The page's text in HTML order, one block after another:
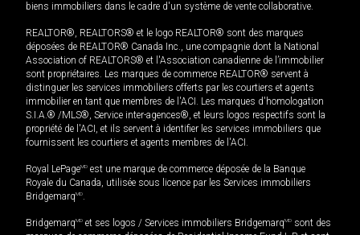
biens immobiliers dans le cadre d'un système de vente collaborative.
REALTOR®, REALTORS® et le logo REALTOR® sont des marques
déposées de REALTOR® Canada Inc., une compagnie dont la National
Association of REALTORS® et l'Association canadienne de l’immobilier
sont propriétaires. Les marques de commerce REALTOR® servent à
distinguer les services immobiliers offerts par les courtiers et agents
immobilier en tant que membres de l'ACI. Les marques d'homologation
S.I.A.® /MLS®, Service inter-agences®, et leurs logos respectifs sont la
propriété de l'ACI, et ils servent à identifier les services immobiliers que
fournissent les courtiers et agents membres de l'ACI.
Royal LePageMD est une marque de commerce déposée de la Banque
Royale du Canada, utilisée sous licence par les Services immobiliers
BridgemarqMD.
BridgemarqMD et ses logos / Services immobiliers BridgemarqMD sont des